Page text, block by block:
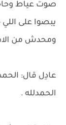
صوت عياط
يبصوا على
ومحدش من
عادِل قال:
الحمدلله .